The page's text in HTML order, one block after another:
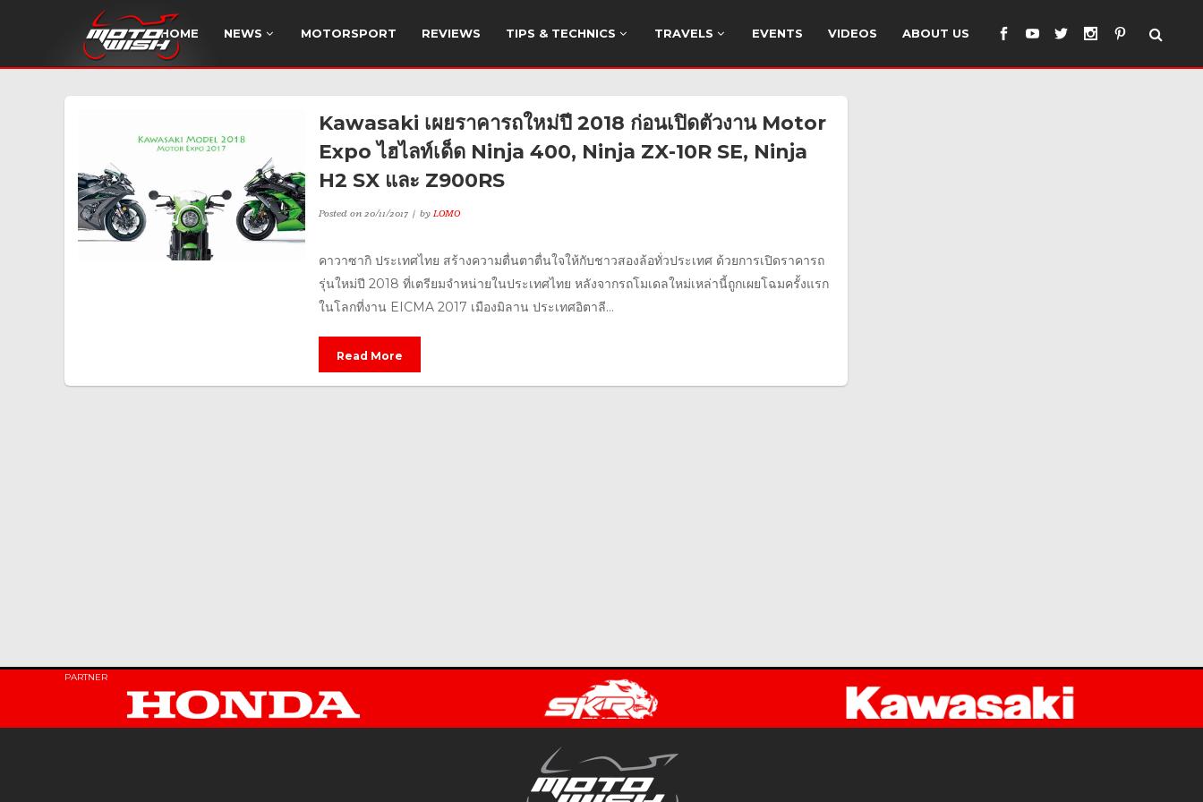
HOME NEWS MOTORSPORT REVIEWS TIPS & TECHNICS TRAVELS EVENTS VIDEOS ABOUT US
Kawasaki เผยราคารถใหม่ปี 2018 ก่อนเปิดตัวงาน Motor
Expo ไฮไลท์เด็ด Ninja 400, Ninja ZX-10R SE, Ninja
H2 SX และ Z900RS
Posted on20/11/2017 byLOMO
คาวาซากิ ประเทศไทย สร้างความตื่นตาตื่นใจให้กับชาวสองล้อทั่วประเทศ ด้วยการเปิดราคารถ
รุ่นใหม่ปี 2018 ที่เตรียมจำหน่ายในประเทศไทย หลังจากรถโมเดลใหม่เหล่านี้ถูกเผยโฉมครั้งแรก
ในโลกที่งาน EICMA 2017 เมืองมิลาน ประเทศอิตาลี...
Read More
PARTNER